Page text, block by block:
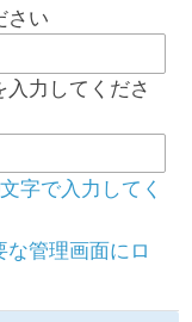
さい
力してくださ
字で入力してく
管理画面にロ